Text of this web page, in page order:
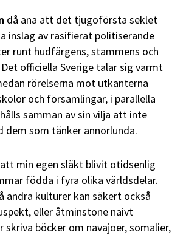
då ana att det tjugoförsta seklet
inslag av rasifierat politiserande
runt hudfärgens, stammens och
officiella Sverige talar sig varmt
rörelserna mot utkanterna
och församlingar, i parallella
samman av sin vilja att inte
dem som tänker annorlunda.
min egen släkt blivit otidsenlig
födda i fyra olika världsdelar.
andra kulturer kan säkert också
eller åtminstone naivt
skriva böcker om navajoer, somalier,